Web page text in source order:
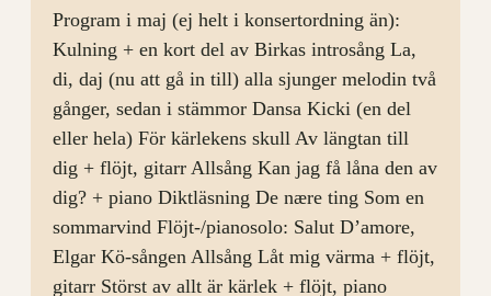
Program i maj (ej helt i konsertordning än):
Kulning + en kort del av Birkas introsång La,
di, daj (nu att gå in till) alla sjunger melodin två
gånger, sedan i stämmor Dansa Kicki (en del
eller hela) För kärlekens skull Av längtan till
dig + flöjt, gitarr Allsång Kan jag få låna den av
dig? + piano Diktläsning De nære ting Som en
sommarvind Flöjt-/pianosolo: Salut D’amore,
Elgar Kö-sången Allsång Låt mig värma + flöjt,
gitarr Störst av allt är kärlek + flöjt, piano